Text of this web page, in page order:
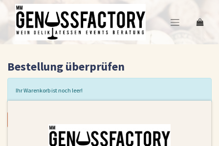
Bestellung überprüfen
Ihr Warenkorb ist noch leer!